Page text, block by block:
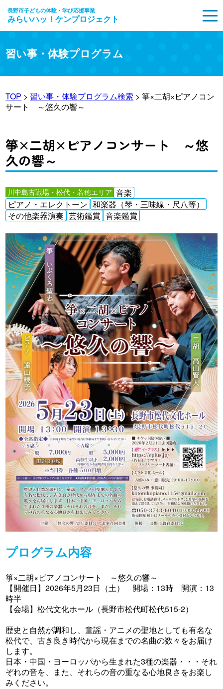
長野市子どもの体験・学び応援事業
みらいハッ！ケンプロジェクト
習い事・体験プログラム
TOP > 習い事・体験プログラム検索 > 箏×二胡×ピアノコン
サート ～悠久の響～
箏×二胡×ピアノコンサート ～悠
久の響～
川中島古戦場・松代・若穂エリア 音楽
ピアノ・エレクトーン 和楽器（琴・三味線・尺八等）
その他楽器演奏 芸術鑑賞 音楽鑑賞
プログラム内容
箏×二胡×ピアノコンサート ～悠久の響～
【開催日】2026年5月23日（土） 開場：13時 開演：13
時半
【会場】松代文化ホール（長野市松代町松代515-2）
歴史と自然が調和し、童謡・アニメの聖地としても有名な
松代で、古き良き時代から現在までの名曲の数々をお届け
します。
日本・中国・ヨーロッパから生まれた3種の楽器・・・それ
ぞれの音を、また、それらの音の重なる心地良さをお楽し
みください。